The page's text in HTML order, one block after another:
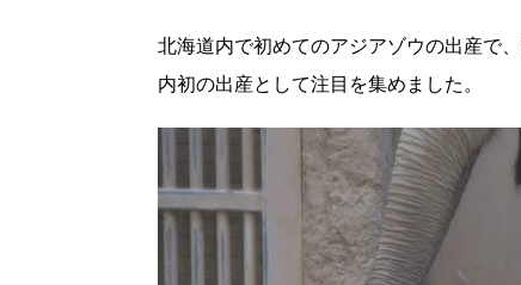
北海道内で初めてのアジアゾウの出産で
内初の出産として注目を集めました。